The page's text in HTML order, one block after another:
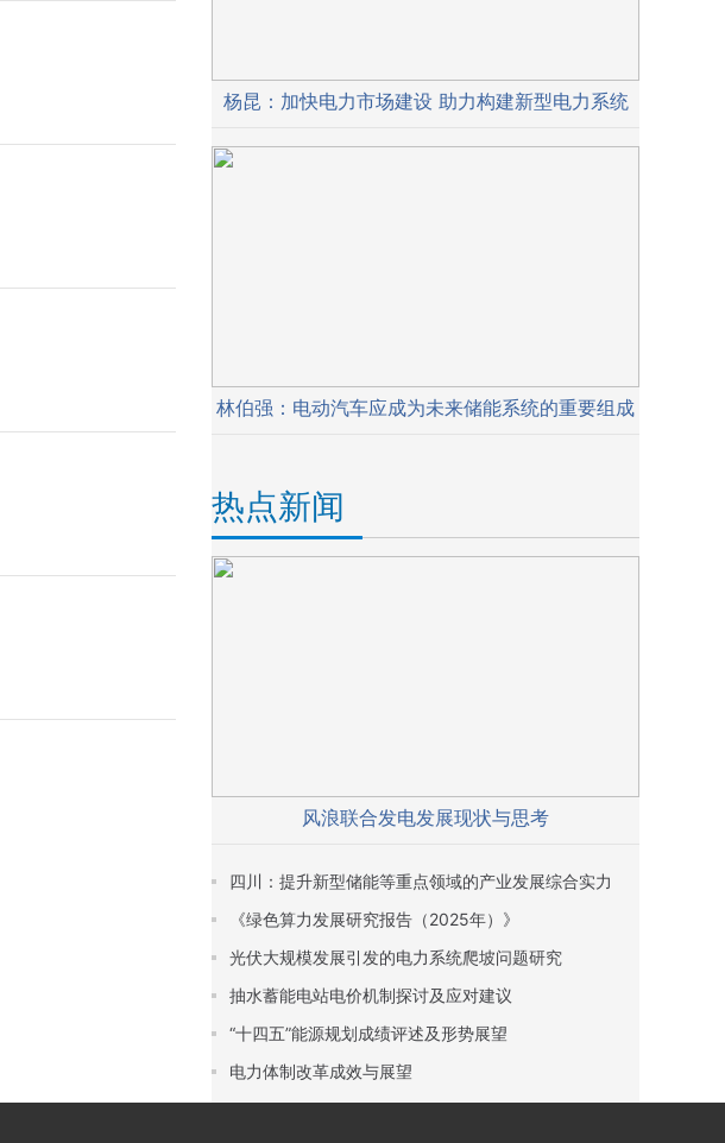
杨昆：加快电力市场建设 助力构建新型电力系统
林伯强：电动汽车应成为未来储能系统的重要组成
热点新闻
风浪联合发电发展现状与思考
四川：提升新型储能等重点领域的产业发展综合实力
《绿色算力发展研究报告（2025年）》
光伏大规模发展引发的电力系统爬坡问题研究
抽水蓄能电站电价机制探讨及应对建议
“十四五”能源规划成绩评述及形势展望
电力体制改革成效与展望